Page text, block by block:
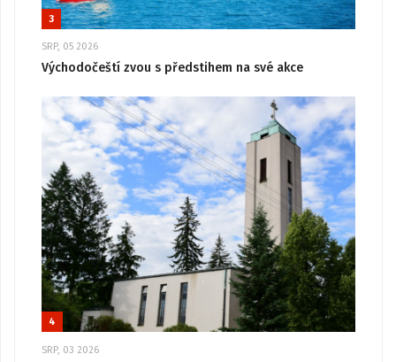
3
SRP, 05 2026
Východočeští zvou s předstihem na své akce
4
SRP, 03 2026